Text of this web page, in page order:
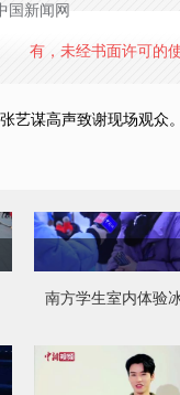
新闻网
有，未经书面许可的
艺谋高声致谢现场观众
南方学生室内体验